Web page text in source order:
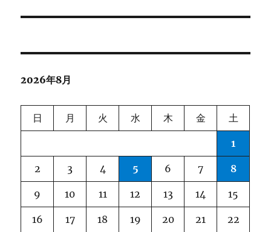
ビ
ョ
2026年8月
日 月 火 水 木 金 土
1
2 3 4 5 6 7 8
9 10 11 12 13 14 15
16 17 18 19 20 21 22